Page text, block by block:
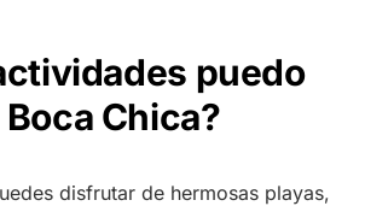
puedo
Chica?
disfrutar de hermosas playas,